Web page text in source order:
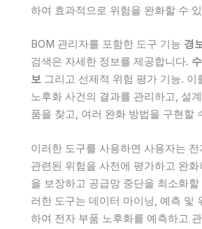
하여 효과적으로 위험을 완화할 수
BOM 관리자를 포함한 도구 기능 경
검색은 자세한 정보를 제공합니다.
보 그리고 선제적 위험 평가 기능. 이
노후화 사건의 결과를 관리하고, 설
품을 찾고, 여러 완화 방법을 구현할
이러한 도구를 사용하면 사용자는
관련된 위험을 사전에 평가하고 완
을 보장하고 공급망 중단을 최소화할
러한 도구는 데이터 마이닝, 예측 및
하여 전자 부품 노후화를 예측하고